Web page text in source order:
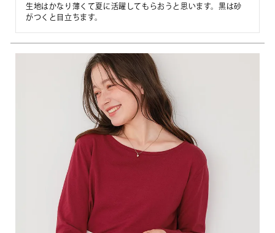
生地はかなり薄くて夏に活躍してもらおうと思います。黒は砂
がつくと目立ちます。